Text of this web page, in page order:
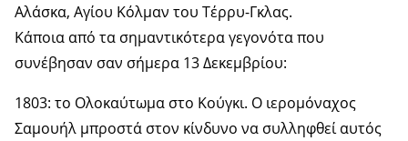
Αλάσκα, Αγίου Κόλμαν του Τέρρυ-Γκλας.
Κάποια από τα σημαντικότερα γεγονότα που
συνέβησαν σαν σήμερα 13 Δεκεμβρίου:
1803: το Ολοκαύτωμα στο Κούγκι. Ο ιερομόναχος
Σαμουήλ μπροστά στον κίνδυνο να συλληφθεί αυτός